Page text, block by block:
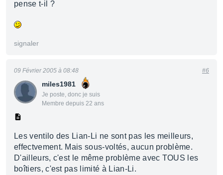
pense t-il ?
signaler
miles1981
Je poste, donc je suis
Membre depuis 22 ans
09 Février 2005 à 08:48 #6
Les ventilo des Lian-Li ne sont pas les meilleurs,
effectvement. Mais sous-voltés, aucun problème.
D'ailleurs, c'est le même problème avec TOUS les
boîtiers, c'est pas limité à Lian-Li.